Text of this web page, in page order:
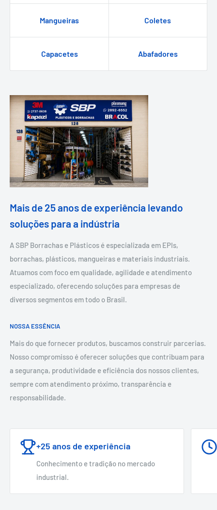
Mangueiras Coletes
Capacetes Abafadores
Mais de 25 anos de experiência levando
soluções para a indústria
A SBP Borrachas e Plásticos é especializada em EPIs,
borrachas, plásticos, mangueiras e materiais industriais.
Atuamos com foco em qualidade, agilidade e atendimento
especializado, oferecendo soluções para empresas de
diversos segmentos em todo o Brasil.
NOSSA ESSÊNCIA
Mais do que fornecer produtos, buscamos construir parcerias.
Nosso compromisso é oferecer soluções que contribuam para
a segurança, produtividade e eficiência dos nossos clientes,
sempre com atendimento próximo, transparência e
responsabilidade.
+25 anos de experiência
Conhecimento e tradição no mercado
industrial.